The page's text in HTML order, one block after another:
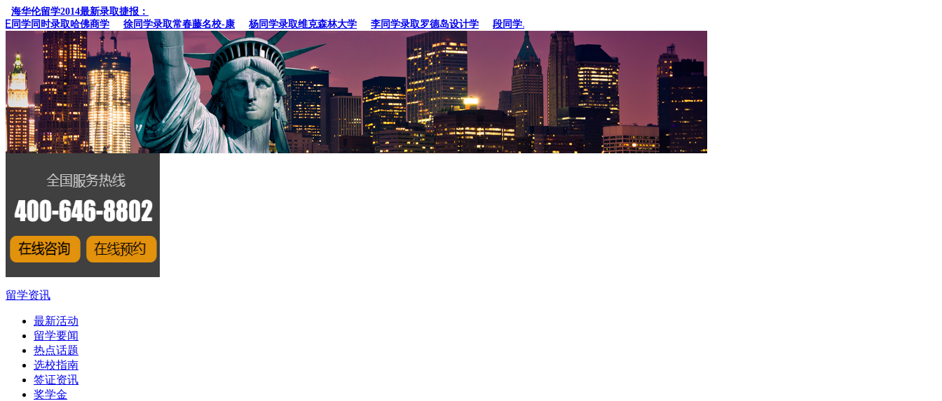
海华伦留学2014最新录取捷报：
学同时录取哈佛商学
徐同学录取常春藤名校-康 杨同学录取维克森林大学 李同学录取罗德岛设计学 段同学、贾同学录取纽约
留学资讯
最新活动
留学要闻
热点话题
选校指南
签证资讯
奖学金